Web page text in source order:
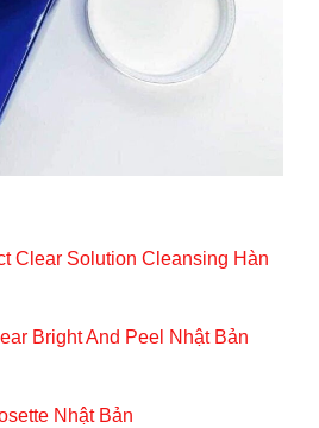
Clear Solution Cleansing Hàn
Bright And Peel Nhật Bản
Nhật Bản